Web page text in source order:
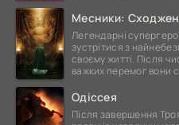
Месники:
Легендарні
зустрітися з
своєму житті. Після
важких перемог вони
Одіссея
Після завершення